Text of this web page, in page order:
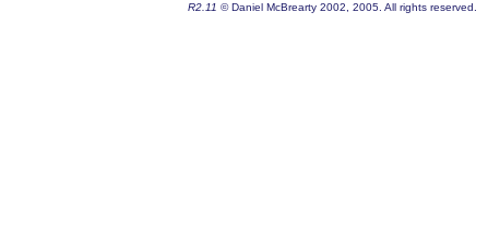
R2.11 © Daniel McBrearty 2002, 2005. All rights reserved.